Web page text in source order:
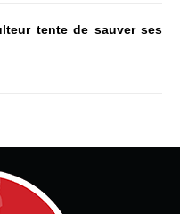
tente de sauver ses